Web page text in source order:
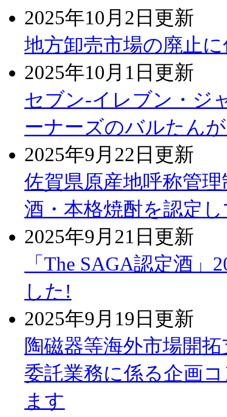
2025年10月2日更新
地方卸売市場の廃止
2025年10月1日更新
セブン-イレブン・ジ
ーナーズのバルたん
2025年9月22日更新
佐賀県原産地呼称管
酒・本格焼酎を認定
2025年9月21日更新
「The SAGA認定酒
した!
2025年9月19日更新
陶磁器等海外市場開
委託業務に係る企画
ます